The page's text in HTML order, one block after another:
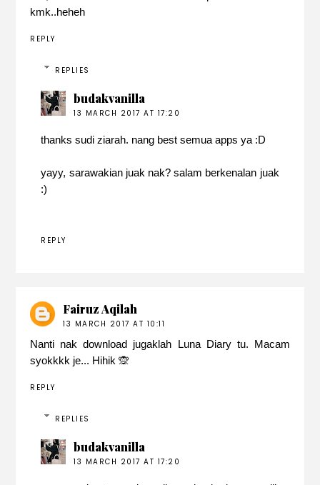
kmk..heheh
REPLY
REPLIES
budakvanilla
13 MARCH 2017 AT 17:20
thanks sudi ziarah. nang best semua apps ya :D
yayy, sarawakian juak nak? salam berkenalan juak
:)
REPLY
Fairuz Aqilah
13 MARCH 2017 AT 10:11
Nanti nak download jugaklah Luna Diary tu. Macam
syokkkk je... Hihik 🙊
REPLY
REPLIES
budakvanilla
13 MARCH 2017 AT 17:20